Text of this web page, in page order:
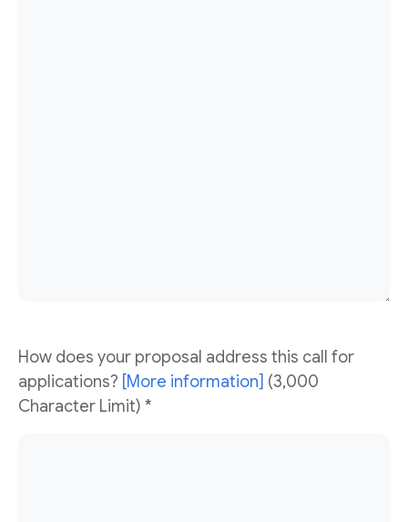
How does your proposal address this call for
applications? [More information] (3,000
Character Limit) *